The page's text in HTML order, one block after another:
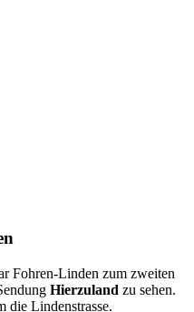
Fohren-Linden zum zweiten
Hierzuland zu sehen.
die Lindenstrasse.